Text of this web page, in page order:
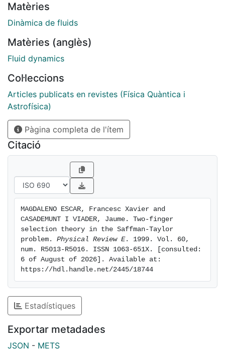
${\ensuremath{\lambda}}_{2}$ and different tip
positions. For vanishingly small dimensionless surface
the total filling fraction $\ensuremath{\lambda}=
{\ensuremath{\lambda}}_{1}+
individual finger width $p=
{\ensuremath{\lambda}}_{1}/\ensuremath{\lambda}$
are selected out of a two-parameter continuous
degeneracy. They scale as
$\ensuremath{\lambda}\ensuremath{-}1/2\ensuremath{
\sim}{d}_{0}^{2/3}$ and
$|p\ensuremath{-}1/2|\ensuremath{\sim}{d}_{0}^{1/3}.$
The selected values of $\ensuremath{\lambda}$ differ
from those of the single finger case. Explicit
approximate expressions for both spectra are given.
Matèries
Dinàmica de fluids
Matèries (anglès)
Fluid dynamics
Col·leccions
Articles publicats en revistes (Física Quàntica i
Astrofísica)
Pàgina completa de l'ítem
Citació
MAGDALENO ESCAR, Francesc Xavier and
CASADEMUNT I VIADER, Jaume. Two-finger
selection theory in the Saffman-Taylor
problem. Physical Review E. 1999. Vol. 60,
num. R5013-R5016. ISSN 1063-651X. [consulted:
6 of August of 2026]. Available at:
https://hdl.handle.net/2445/18744
Estadístiques
Exportar metadades
JSON - METS